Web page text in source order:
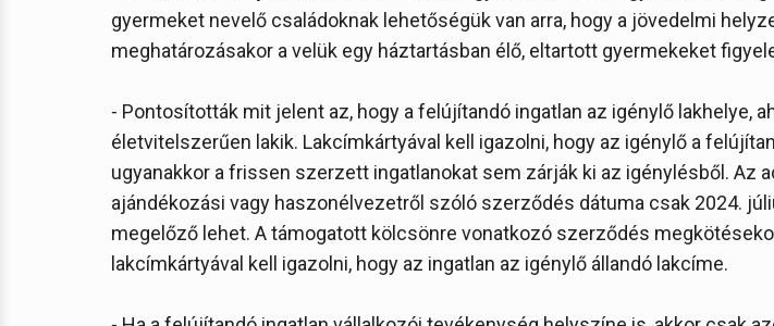
gyermeket nevelő családoknak lehetőségük van arra, hogy a jövedelmi
meghatározásakor a velük egy háztartásban élő, eltartott gyermekeket
- Pontosították mit jelent az, hogy a felújítandó ingatlan az igénylő lakhelye,
életvitelszerűen lakik. Lakcímkártyával kell igazolni, hogy az igénylő a
ugyanakkor a frissen szerzett ingatlanokat sem zárják ki az igénylésből. Az
ajándékozási vagy haszonélvezetről szóló szerződés dátuma csak 2024.
megelőző lehet. A támogatott kölcsönre vonatkozó szerződés
lakcímkártyával kell igazolni, hogy az ingatlan az igénylő állandó lakcíme.